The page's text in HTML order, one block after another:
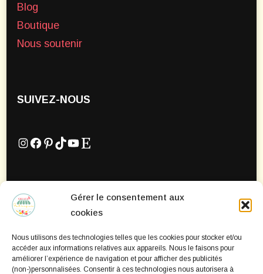
Gérer le consentement aux
cookies
Nous utilisons des technologies telles que les cookies pour stocker et/ou
accéder aux informations relatives aux appareils. Nous le faisons pour
améliorer l’expérience de navigation et pour afficher des publicités
(non-)personnalisées. Consentir à ces technologies nous autorisera à
Blog
Boutique
Nous soutenir
SUIVEZ-NOUS
Instagram
Facebook
Pinterest
TikTok
YouTube
Mentions Légales
Politique de cookies